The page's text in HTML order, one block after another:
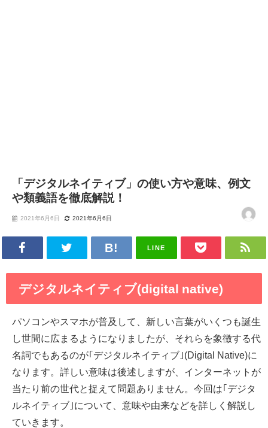
「デジタルネイティブ」の使い方や意味、例文
や類義語を徹底解説！
2021年6月6日 2021年6月6日
LINE
デジタルネイティブ(digital native)
パソコンやスマホが普及して、新しい言葉がいくつも誕生
し世間に広まるようになりましたが、それらを象徴する代
名詞でもあるのが｢デジタルネイティブ｣(Digital Native)に
なります。詳しい意味は後述しますが、インターネットが
当たり前の世代と捉えて問題ありません。今回は｢デジタ
ルネイティブ｣について、意味や由来などを詳しく解説し
ていきます。